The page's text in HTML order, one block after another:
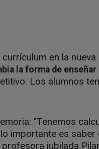
en la
la forma de
Los alumnos
"Tenemos
importante es
jubilada